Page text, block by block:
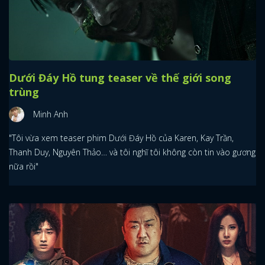
Dưới Đáy Hồ tung teaser về thế giới song
trùng
Minh Anh
"Tôi vừa xem teaser phim Dưới Đáy Hồ của Karen, Kay Trần,
Thanh Duy, Nguyên Thảo… và tôi nghĩ tôi không còn tin vào gương
nữa rồi"